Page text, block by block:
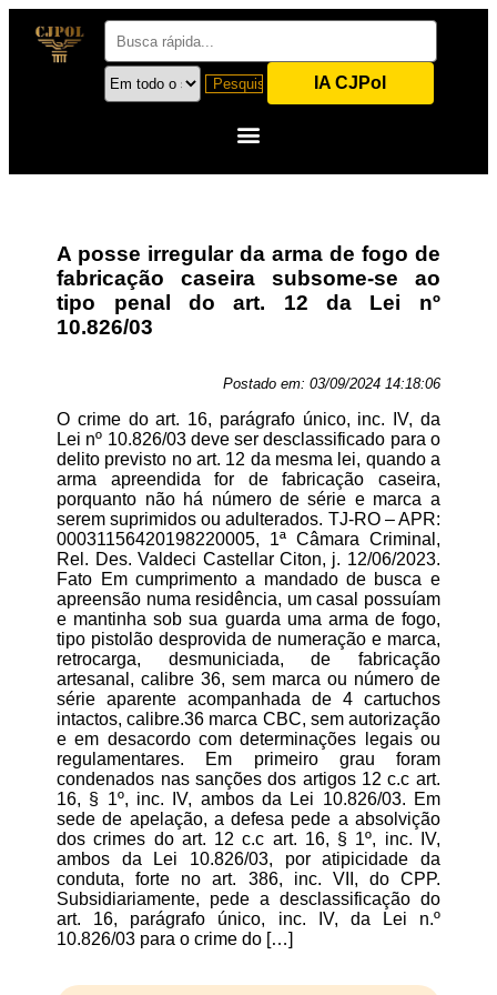
IA CJPol
A posse irregular da arma de fogo de
fabricação caseira subsome-se ao
tipo penal do art. 12 da Lei nº
10.826/03
Postado em: 03/09/2024 14:18:06
O crime do art. 16, parágrafo único, inc. IV, da
Lei nº 10.826/03 deve ser desclassificado para o
delito previsto no art. 12 da mesma lei, quando a
arma apreendida for de fabricação caseira,
porquanto não há número de série e marca a
serem suprimidos ou adulterados. TJ-RO – APR:
00031156420198220005, 1ª Câmara Criminal,
Rel. Des. Valdeci Castellar Citon, j. 12/06/2023.
Fato Em cumprimento a mandado de busca e
apreensão numa residência, um casal possuíam
e mantinha sob sua guarda uma arma de fogo,
tipo pistolão desprovida de numeração e marca,
retrocarga, desmuniciada, de fabricação
artesanal, calibre 36, sem marca ou número de
série aparente acompanhada de 4 cartuchos
intactos, calibre.36 marca CBC, sem autorização
e em desacordo com determinações legais ou
regulamentares. Em primeiro grau foram
condenados nas sanções dos artigos 12 c.c art.
16, § 1º, inc. IV, ambos da Lei 10.826/03. Em
sede de apelação, a defesa pede a absolvição
dos crimes do art. 12 c.c art. 16, § 1º, inc. IV,
ambos da Lei 10.826/03, por atipicidade da
conduta, forte no art. 386, inc. VII, do CPP.
Subsidiariamente, pede a desclassificação do
art. 16, parágrafo único, inc. IV, da Lei n.º
10.826/03 para o crime do […]